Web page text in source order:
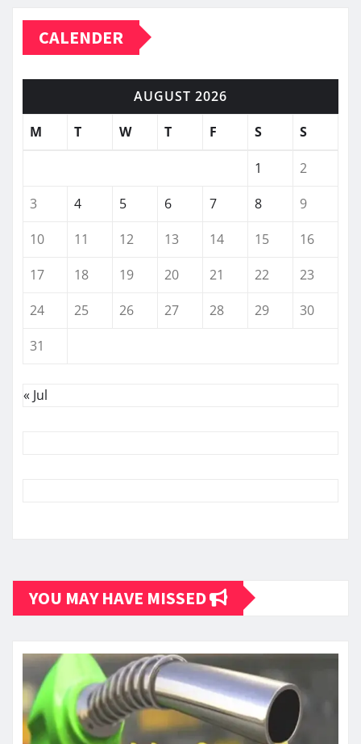
CALENDER
AUGUST 2026
M
T W T F S S
1
2
3
4 5 6 7 8
9
10
11 12 13 14 15
16
17
18 19 20 21 22
23
24
25 26 27 28 29
30
31
« Jul
YOU MAY HAVE MISSED